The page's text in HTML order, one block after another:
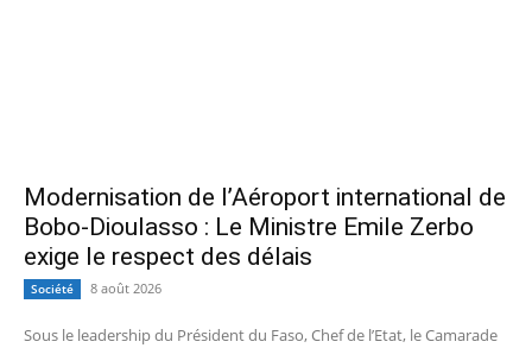
Modernisation de l’Aéroport international de
Bobo-Dioulasso : Le Ministre Emile Zerbo
exige le respect des délais
Société 8 août 2026
Sous le leadership du Président du Faso, Chef de l’Etat, le Camarade